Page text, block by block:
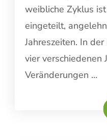
weibliche Zyklus
eingeteilt,
Jahreszeiten. In
vier verschiedenen
Veränderungen …